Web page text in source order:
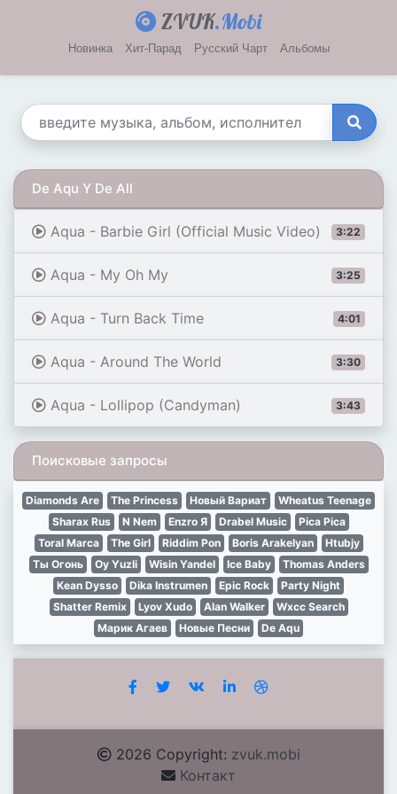
ZVUK.Mobi
Новинка Хит-Парад Русский Чарт Альбомы
De Aqu Y De All
3:22
Aqua - Barbie Girl (Official Music Video)
3:25
Aqua - My Oh My
4:01
Aqua - Turn Back Time
3:30
Aqua - Around The World
3:43
Aqua - Lollipop (Candyman)
Поисковые запросы
Diamonds Are The Princess Новый Вариат
Wheatus Teenage
Sharax Rus
N Nem Enzro Я Drabel Music
Pica Pica
Toral Marca
The Girl Riddim Pon Boris Arakelyan
Htubjy
Ты Огонь
Oy Yuzli Wisin Yandel Ice Baby
Thomas Anders
Kean Dysso
Dika Instrumen Epic Rock
Party Night
Shatter Remix
Lyov Xudo Alan Walker
Wxcc Search
Марик Агаев
Новые Песни De Aqu
2026 Copyright: zvuk.mobi
Контакт